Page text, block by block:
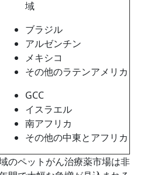
域
ブラジル
アルゼンチン
メキシコ
その他のラテンアメリカ
GCC
イスラエル
南アフリカ
その他の中東とアフリカ
のペットがん治療薬市場は非